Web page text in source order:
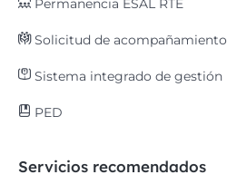
Permanencia ESAL RTE
Solicitud de acompañamiento
Sistema integrado de gestión
PED
Servicios recomendados